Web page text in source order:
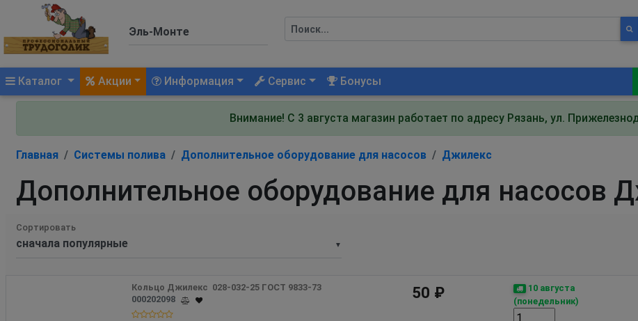
Каталог (current)Акции Информация Сервис Бонусы
Внимание! С 3 августа магазин работает по адресу Рязань, ул.
Главная Системы полива Дополнительное оборудование для насосов Джилекс
Дополнительное оборудование для насосов
▼
Сортировать
Кольцо Джилекс  028-032-25 ГОСТ 9833-73
000202098
50 ₽
10 августа
(понедельник)